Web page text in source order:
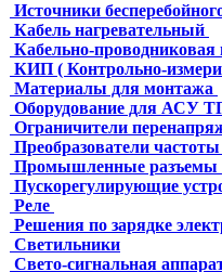
Источники
Кабель нагревательный
Кабельно-проводниковая
КИП ( Контрольно-
Материалы для монтажа
Оборудование для АСУ
Ограничители
Преобразователи частоты
Промышленные разъемы
Пускорегулирующие
Реле
Решения по зарядке
Светильники
Свето-сигнальная